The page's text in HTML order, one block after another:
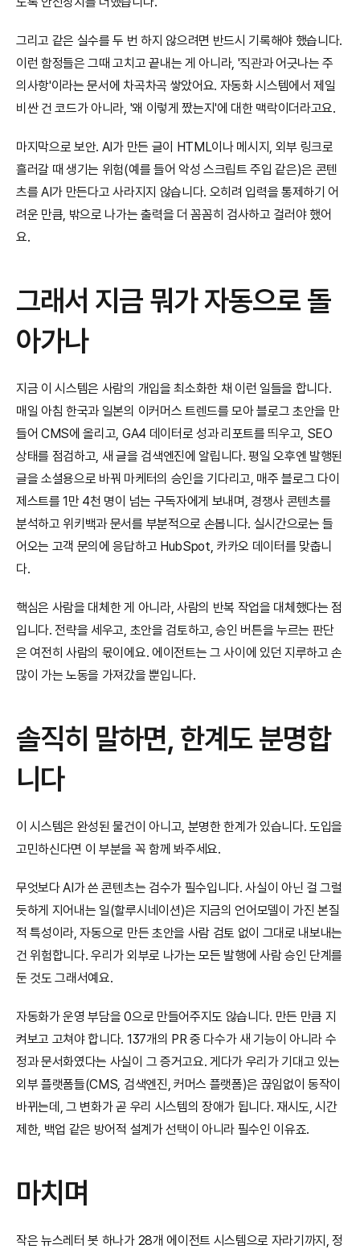
그리고 같은 실수를 두 번 하지 않으려면 반드시 기록해야 했습니다.
이런 함정들은 그때 고치고 끝내는 게 아니라, '직관과 어긋나는 주
의사항'이라는 문서에 차곡차곡 쌓았어요. 자동화 시스템에서 제일
비싼 건 코드가 아니라, '왜 이렇게 짰는지'에 대한 맥락이더라고요.
마지막으로 보안. AI가 만든 글이 HTML이나 메시지, 외부 링크로
흘러갈 때 생기는 위험(예를 들어 악성 스크립트 주입 같은)은 콘텐
츠를 AI가 만든다고 사라지지 않습니다. 오히려 입력을 통제하기 어
려운 만큼, 밖으로 나가는 출력을 더 꼼꼼히 검사하고 걸러야 했어
요.
그래서 지금 뭐가 자동으로 돌
아가나
지금 이 시스템은 사람의 개입을 최소화한 채 이런 일들을 합니다.
매일 아침 한국과 일본의 이커머스 트렌드를 모아 블로그 초안을 만
들어 CMS에 올리고, GA4 데이터로 성과 리포트를 띄우고, SEO
상태를 점검하고, 새 글을 검색엔진에 알립니다. 평일 오후엔 발행된
글을 소셜용으로 바꿔 마케터의 승인을 기다리고, 매주 블로그 다이
제스트를 1만 4천 명이 넘는 구독자에게 보내며, 경쟁사 콘텐츠를
분석하고 위키백과 문서를 부분적으로 손봅니다. 실시간으로는 들
어오는 고객 문의에 응답하고 HubSpot, 카카오 데이터를 맞춥니
다.
핵심은 사람을 대체한 게 아니라, 사람의 반복 작업을 대체했다는 점
입니다. 전략을 세우고, 초안을 검토하고, 승인 버튼을 누르는 판단
은 여전히 사람의 몫이에요. 에이전트는 그 사이에 있던 지루하고 손
많이 가는 노동을 가져갔을 뿐입니다.
솔직히 말하면, 한계도 분명합
니다
이 시스템은 완성된 물건이 아니고, 분명한 한계가 있습니다. 도입을
고민하신다면 이 부분을 꼭 함께 봐주세요.
무엇보다 AI가 쓴 콘텐츠는 검수가 필수입니다. 사실이 아닌 걸 그럴
듯하게 지어내는 일(할루시네이션)은 지금의 언어모델이 가진 본질
적 특성이라, 자동으로 만든 초안을 사람 검토 없이 그대로 내보내는
건 위험합니다. 우리가 외부로 나가는 모든 발행에 사람 승인 단계를
둔 것도 그래서예요.
자동화가 운영 부담을 0으로 만들어주지도 않습니다. 만든 만큼 지
켜보고 고쳐야 합니다. 137개의 PR 중 다수가 새 기능이 아니라 수
정과 문서화였다는 사실이 그 증거고요. 게다가 우리가 기대고 있는
외부 플랫폼들(CMS, 검색엔진, 커머스 플랫폼)은 끊임없이 동작이
바뀌는데, 그 변화가 곧 우리 시스템의 장애가 됩니다. 재시도, 시간
제한, 백업 같은 방어적 설계가 선택이 아니라 필수인 이유죠.
마치며
작은 뉴스레터 봇 하나가 28개 에이전트 시스템으로 자라기까지, 정